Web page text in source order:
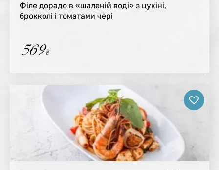
Філе дорадо в «шаленій воді» з цукіні,
брокколі і томатами чері
569₴